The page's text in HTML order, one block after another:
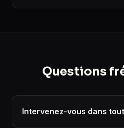
Questions
Intervenez-vous dans